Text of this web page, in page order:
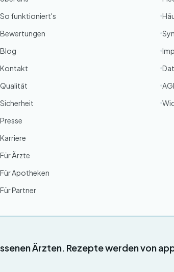
So funktioniert's
Bewertungen
Blog
Kontakt
Qualität
Sicherheit
Presse
Karriere
Für Ärzte
Für Apotheken
Für Partner
Ärzten. Rezepte werden von